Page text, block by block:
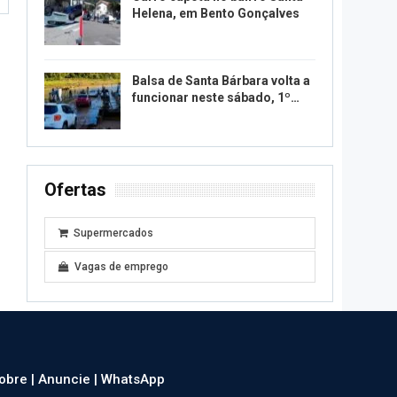
Helena, em Bento Gonçalves
Balsa de Santa Bárbara volta a
funcionar neste sábado, 1º…
Ofertas
Supermercados
Vagas de emprego
|Anuncie |WhatsApp